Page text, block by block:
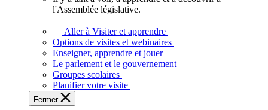
voir,
apprendre
et
à
l'Assemblée législative.
Aller à Visiter et apprendre
Options de visites et webinaires
Enseigner, apprendre et jouer
Le parlement et le gouvernement
Groupes scolaires
Planifier votre visite
Fermer